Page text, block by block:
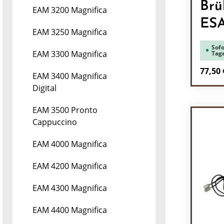
EAM 3200 Magnifica
EAM 3250 Magnifica
EAM 3300 Magnifica
EAM 3400 Magnifica
Digital
EAM 3500 Pronto
Cappuccino
EAM 4000 Magnifica
EAM 4200 Magnifica
EAM 4300 Magnifica
EAM 4400 Magnifica
77,50